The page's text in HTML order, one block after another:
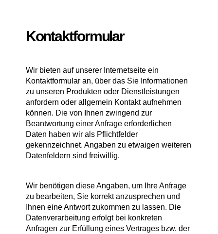
Kontaktformular
Wir bieten auf unserer Internetseite ein
Kontaktformular an, über das Sie Informationen
zu unseren Produkten oder Dienstleistungen
anfordern oder allgemein Kontakt aufnehmen
können. Die von Ihnen zwingend zur
Beantwortung einer Anfrage erforderlichen
Daten haben wir als Pflichtfelder
gekennzeichnet. Angaben zu etwaigen weiteren
Datenfeldern sind freiwillig.
Wir benötigen diese Angaben, um Ihre Anfrage
zu bearbeiten, Sie korrekt anzusprechen und
Ihnen eine Antwort zukommen zu lassen. Die
Datenverarbeitung erfolgt bei konkreten
Anfragen zur Erfüllung eines Vertrages bzw. der